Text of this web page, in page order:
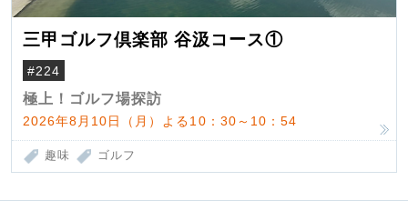
三甲ゴルフ倶楽部 谷汲コース①
#224
極上！ゴルフ場探訪
2026年8月10日（月）よる10：30～10：54
趣味 ゴルフ